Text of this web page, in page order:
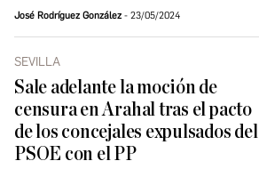
José Rodríguez González 23/05/2024
SEVILLA
Sale adelante la moción de
censura en Arahal tras el pacto
de los concejales expulsados del
PSOE con el PP